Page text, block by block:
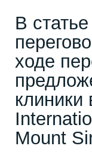
В
ходе
клиники
Mount